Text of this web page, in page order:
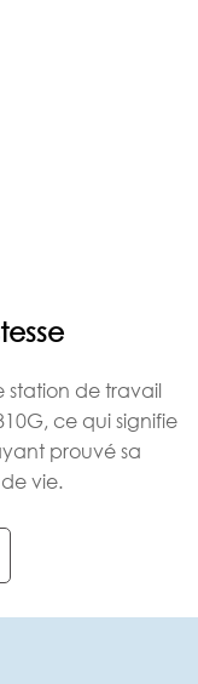
station de travail
ce qui signifie
prouvé sa
vie.